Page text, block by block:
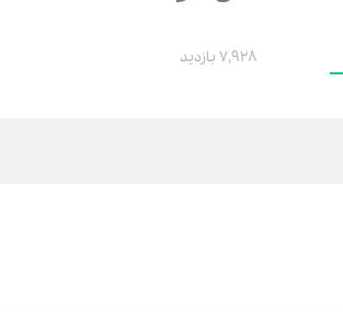
7,928 بازدید